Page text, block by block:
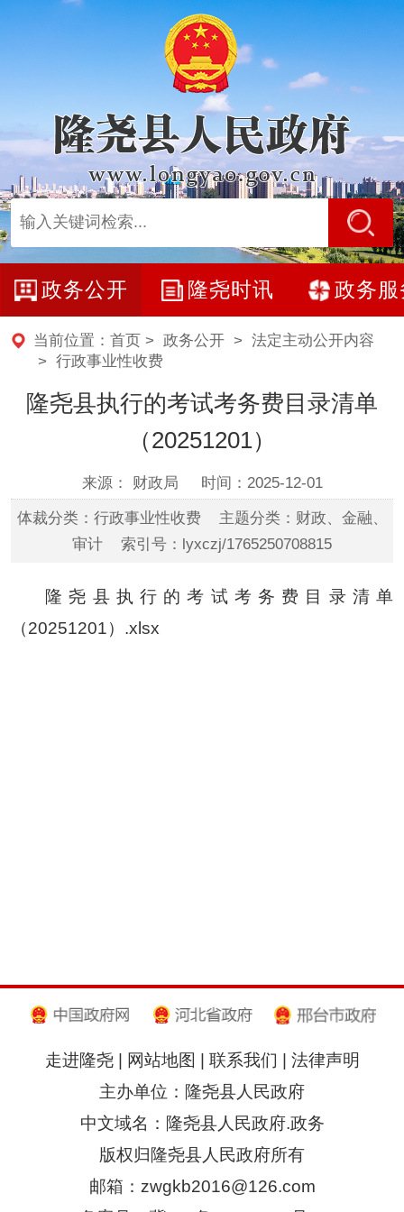
政务公开 隆尧时讯 政务服
当前位置： 首页 > 政务公开> 法定主动公开内容
> 行政事业性收费
隆尧县执行的考试考务费目录清单
（20251201）
来源： 财政局 时间：2025-12-01
体裁分类：行政事业性收费 主题分类：财政、金融、
审计 索引号：lyxczj/1765250708815
隆尧县执行的考试考务费目录清单
（20251201）.xlsx
走进隆尧| 网站地图 联系我们
法律声明
主办单位：隆尧县人民政府
中文域名：隆尧县人民政府.政务
版权归隆尧县人民政府所有
邮箱：zwgkb2016@126.com